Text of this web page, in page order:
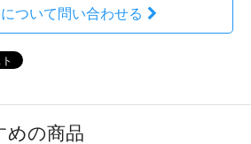
ついて問い合わせる
めの商品